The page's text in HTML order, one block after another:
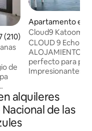
promedio: 4.97 de
(210)
de
Apartamento en
Cloud9
impresionantes -
CLOUD 9 Echo Point KATOOMBA
ALOJAMIENTO
perfecto para
Impresionantes
metros de las
Tranquilo: el
Apartamento
alquileres
de las